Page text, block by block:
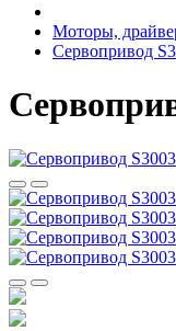
Моторы,
Сервопривод